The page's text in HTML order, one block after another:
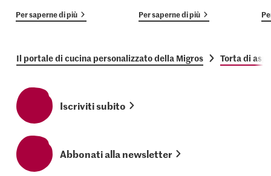
Per saperne di più Per saperne di più
Il portale di cucina personalizzato della Migros Torta di
Iscriviti subito
Abbonati alla newsletter